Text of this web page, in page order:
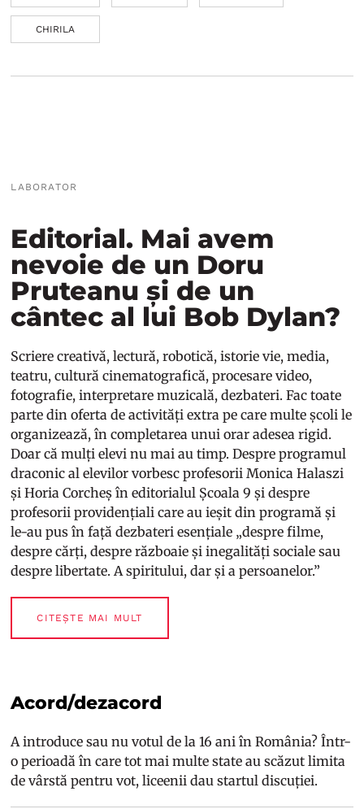
CHIRILA
LABORATOR
Editorial. Mai avem
nevoie de un Doru
Pruteanu și de un
cântec al lui Bob Dylan?
Scriere creativă, lectură, robotică, istorie vie, media,
teatru, cultură cinematografică, procesare video,
fotografie, interpretare muzicală, dezbateri. Fac toate
parte din oferta de activități extra pe care multe școli le
organizează, în completarea unui orar adesea rigid.
Doar că mulți elevi nu mai au timp. Despre programul
draconic al elevilor vorbesc profesorii Monica Halaszi
și Horia Corcheș în editorialul Școala 9 și despre
profesorii providențiali care au ieșit din programă și
le-au pus în față dezbateri esențiale „despre filme,
despre cărți, despre războaie și inegalități sociale sau
despre libertate. A spiritului, dar și a persoanelor.”
CITEȘTE MAI MULT
Acord/dezacord
A introduce sau nu votul de la 16 ani în România? Într-
o perioadă în care tot mai multe state au scăzut limita
de vârstă pentru vot, liceenii dau startul discuției.